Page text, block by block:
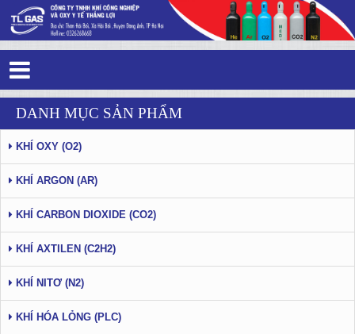
Tag 7 - 39: Ứng dụng của CO2 trong y
tế
DANH MỤC SẢN PHẨM
KHÍ OXY (O2)
KHÍ ARGON (AR)
KHÍ CARBON DIOXIDE (CO2)
KHÍ AXTILEN (C2H2)
KHÍ NITƠ (N2)
KHÍ HÓA LỎNG (PLC)